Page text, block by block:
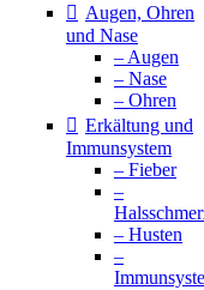
Augen, Ohren
und Nase
– Augen
– Nase
– Ohren
Erkältung und
Immunsystem
– Fieber
–
– Husten
–